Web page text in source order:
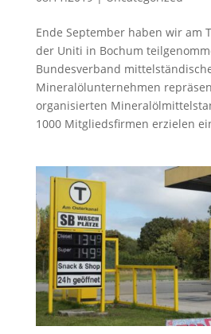
Ende September haben wir am
der Uniti in Bochum
Bundesverband
Mineralölunternehmen
organisierten
1000 Mitgliedsfirmen erzielen